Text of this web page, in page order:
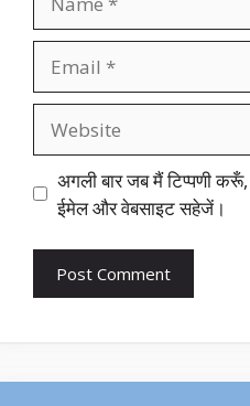
अगली बार जब मैं टिप्पणी
ईमेल और वेबसाइट सहेजें।